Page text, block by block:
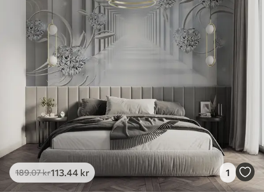
189.07kr113 .44 kr 1